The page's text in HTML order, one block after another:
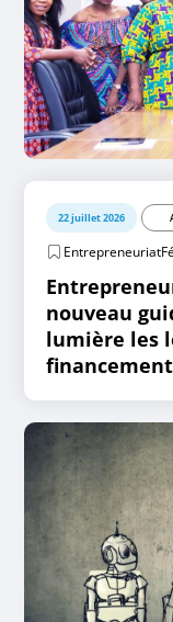
22 juillet 2026
nouveau
lumière les
financement